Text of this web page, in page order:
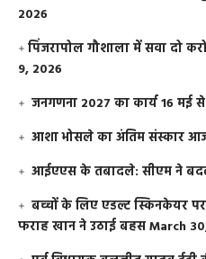
2026
​पिंजरापोल गौशाला में सवा दो
9, 2026
जनगणना 2027 का कार्य 16 मई
आशा भोसले का अंतिम संस्कार
आईएएस के तबादले: सीएम ने
बच्चों के लिए एडल्ट स्किनकेयर
फराह खान ने उठाई बहसMarch